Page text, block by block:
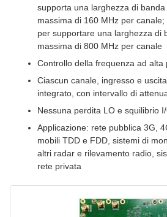
supporta una larghezza di
massima di 160 MHz per
per supportare una larghezza di
massima di 800 MHz per canale
Controllo della frequenza ad alta
Ciascun canale, ingresso e
integrato, con intervallo di
Nessuna perdita LO e squilibrio
Applicazione: rete pubblica 3G,
mobili TDD e FDD, sistemi di
altri radar e rilevamento radio,
rete privata